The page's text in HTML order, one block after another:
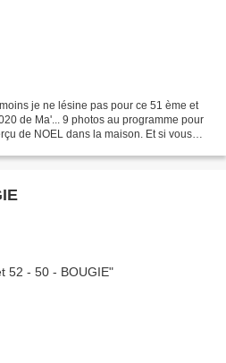
je ne lésine pas pour ce 51 ème et
de Ma'... 9 photos au programme pour
de NOEL dans la maison. Et si vous